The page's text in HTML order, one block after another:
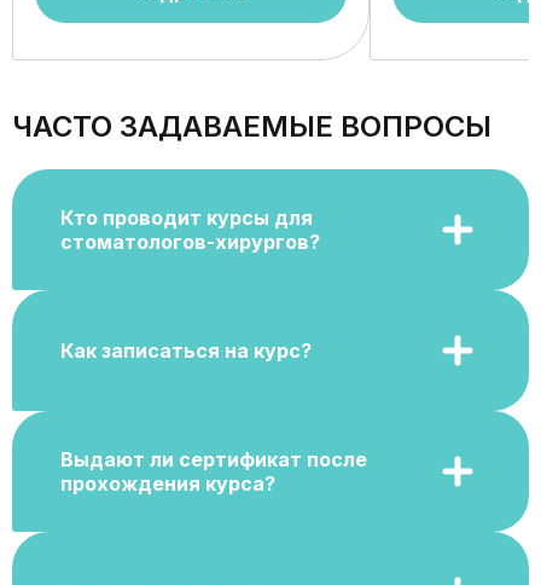
ЧАСТО ЗАДАВАЕМЫЕ ВОПРОСЫ
Кто проводит курсы для
стоматологов-хирургов?
Как записаться на курс?
Выдают ли сертификат после
прохождения курса?